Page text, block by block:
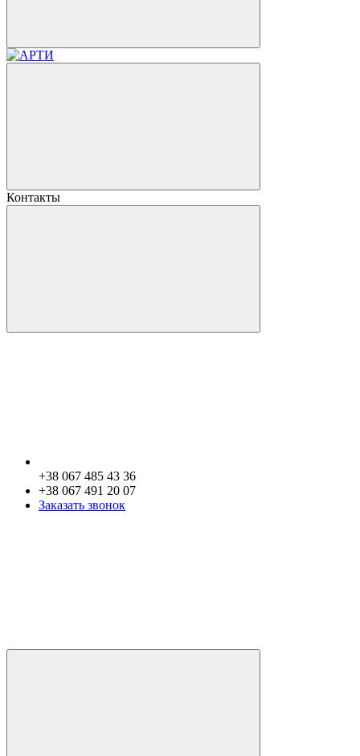
Контакты
+38 067 485 43 36
+38 067 491 20 07
Заказать звонок